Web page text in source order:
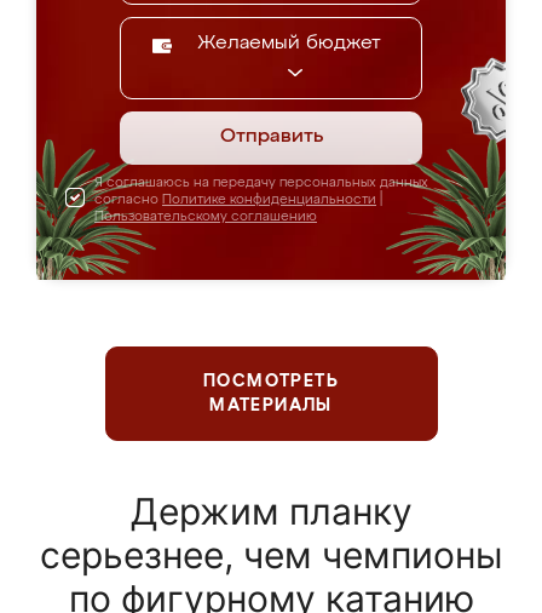
Желаемый бюджет
Отправить
Я соглашаюсь на передачу персональных данных
согласно Политике конфиденциальности
Пользовательскому соглашению
ПОСМОТРЕТЬ
МАТЕРИАЛЫ
Держим планку
серьезнее, чем чемпионы
по фигурному катанию